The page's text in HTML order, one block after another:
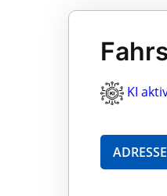
KI
ADRESSE